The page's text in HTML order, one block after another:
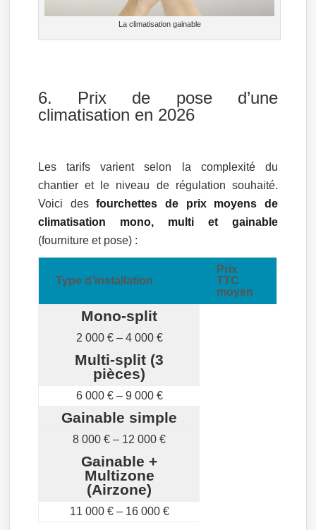
La climatisation gainable
6. Prix de pose d’une
climatisation en 2026
Les tarifs varient selon la complexité du
chantier et le niveau de régulation souhaité.
Voici desfourchettes de prix moyens de
climatisation mono, multi et gainable
(fourniture et pose) :
Type d’installation
Prix
TTC
moyen
Mono-split
2 000 € – 4 000 €
Multi-split (3
pièces)
6 000 € – 9 000 €
Gainable simple
8 000 € – 12 000 €
Gainable +
Multizone
(Airzone)
11 000 € – 16 000 €